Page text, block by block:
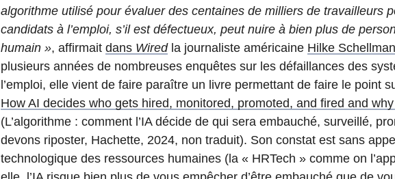
algorithme utilisé pour évaluer des centaines de milliers de travailleurs
candidats à l’emploi, s’il est défectueux, peut nuire à bien plus de
humain », affirmait dans Wiredla journaliste américaine Hilke
plusieurs années de nombreuses enquêtes sur les défaillances des
l’emploi, elle vient de faire paraître un livre permettant de faire le point
How AI decides who gets hired, monitored, promoted, and fired and
(L’algorithme : comment l’IA décide de qui sera embauché, surveillé,
devons riposter, Hachette, 2024, non traduit). Son constat est sans
technologique des ressources humaines (la « HRTech » comme on